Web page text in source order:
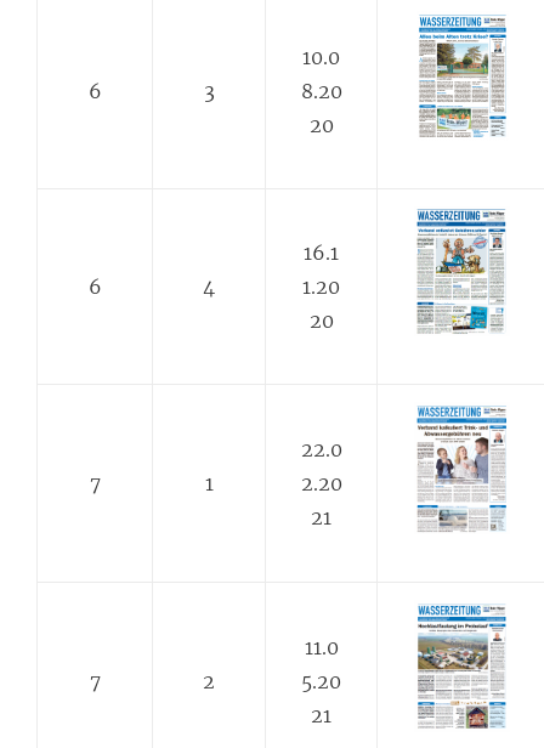
6 3
10.0
8.20
20
6 4
16.1
1.20
20
7 1
22.0
2.20
21
7 2
11.0
5.20
21